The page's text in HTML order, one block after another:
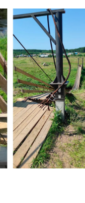
П
Р
С
Т